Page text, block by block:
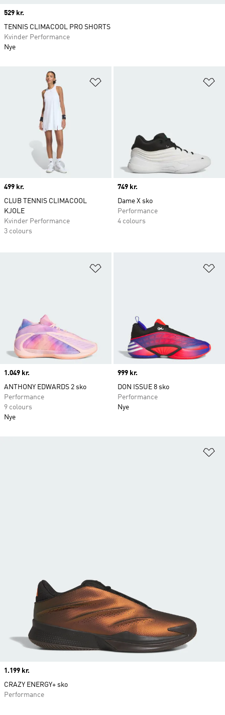
Price
499 kr.
CLUB TENNIS CLIMACOOL
KJOLE
Kvinder Performance
3 colours
Price
749 kr.
Dame X sko
Performance
4 colours
Price
1.049 kr.
ANTHONY EDWARDS 2 sko
Performance
9 colours
Nye
Price
999 kr.
DON ISSUE 8 sko
Performance
Nye
Price
1.199 kr.
CRAZY ENERGY+ sko
Performance
Price
529 kr.
TENNIS CLIMACOOL PRO SHORTS
Kvinder Performance
Nye